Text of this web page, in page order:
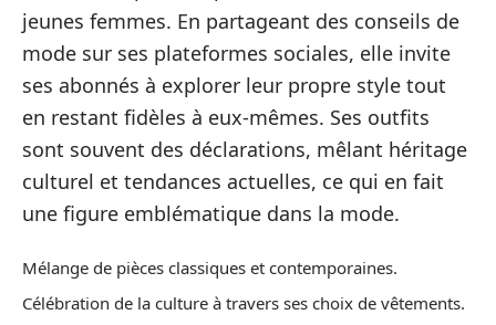
jeunes femmes. En partageant des conseils de
mode sur ses plateformes sociales, elle invite
ses abonnés à explorer leur propre style tout
en restant fidèles à eux-mêmes. Ses outfits
sont souvent des déclarations, mêlant héritage
culturel et tendances actuelles, ce qui en fait
une figure emblématique dans la mode.
Mélange de pièces classiques et contemporaines.
Célébration de la culture à travers ses choix de vêtements.